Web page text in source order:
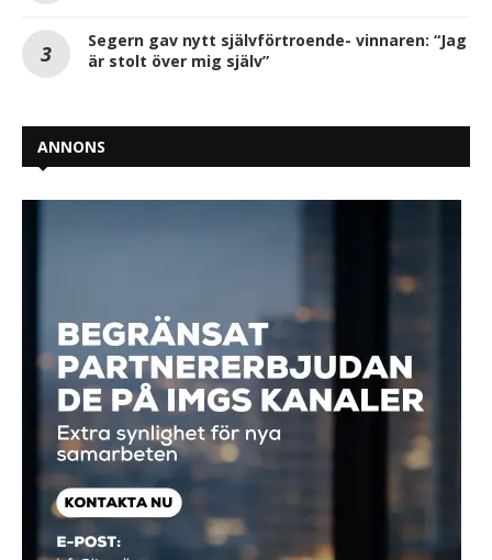
Segern gav nytt självförtroende- vinnaren: “Jag
är stolt över mig själv”
ANNONS